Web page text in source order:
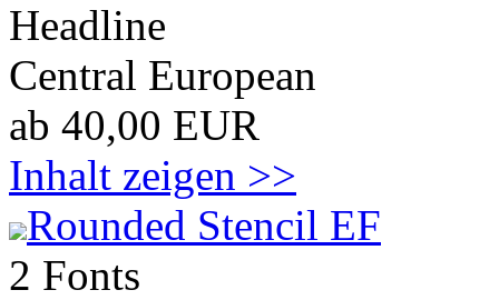
Headline
Central European
ab 40,00 EUR
Inhalt zeigen >>
Rounded Stencil EF
2 Fonts